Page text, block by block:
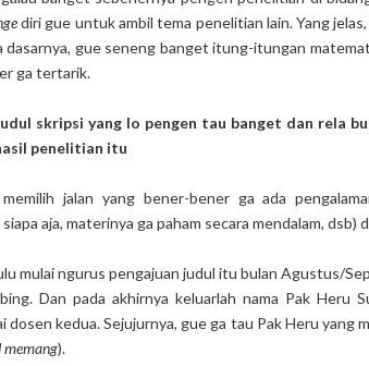
diri gue untuk ambil tema penelitian lain. Yang
dasarnya, gue seneng banget itung-itungan
ga tertarik.
skripsi yang lo pengen tau banget dan rela
penelitian itu
jalan yang bener-bener ga ada
aja, materinya ga paham secara mendalam, dsb)
mulai ngurus pengajuan judul itu bulan Agustus/
Dan pada akhirnya keluarlah nama Pak Heru
dosen kedua. Sejujurnya, gue ga tau Pak Heru yang
memang).